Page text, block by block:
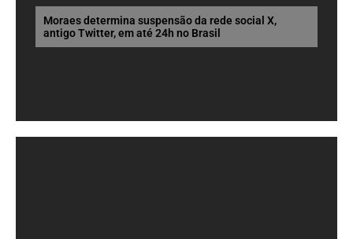
Moraes determina suspensão da rede social X,
antigo Twitter, em até 24h no Brasil